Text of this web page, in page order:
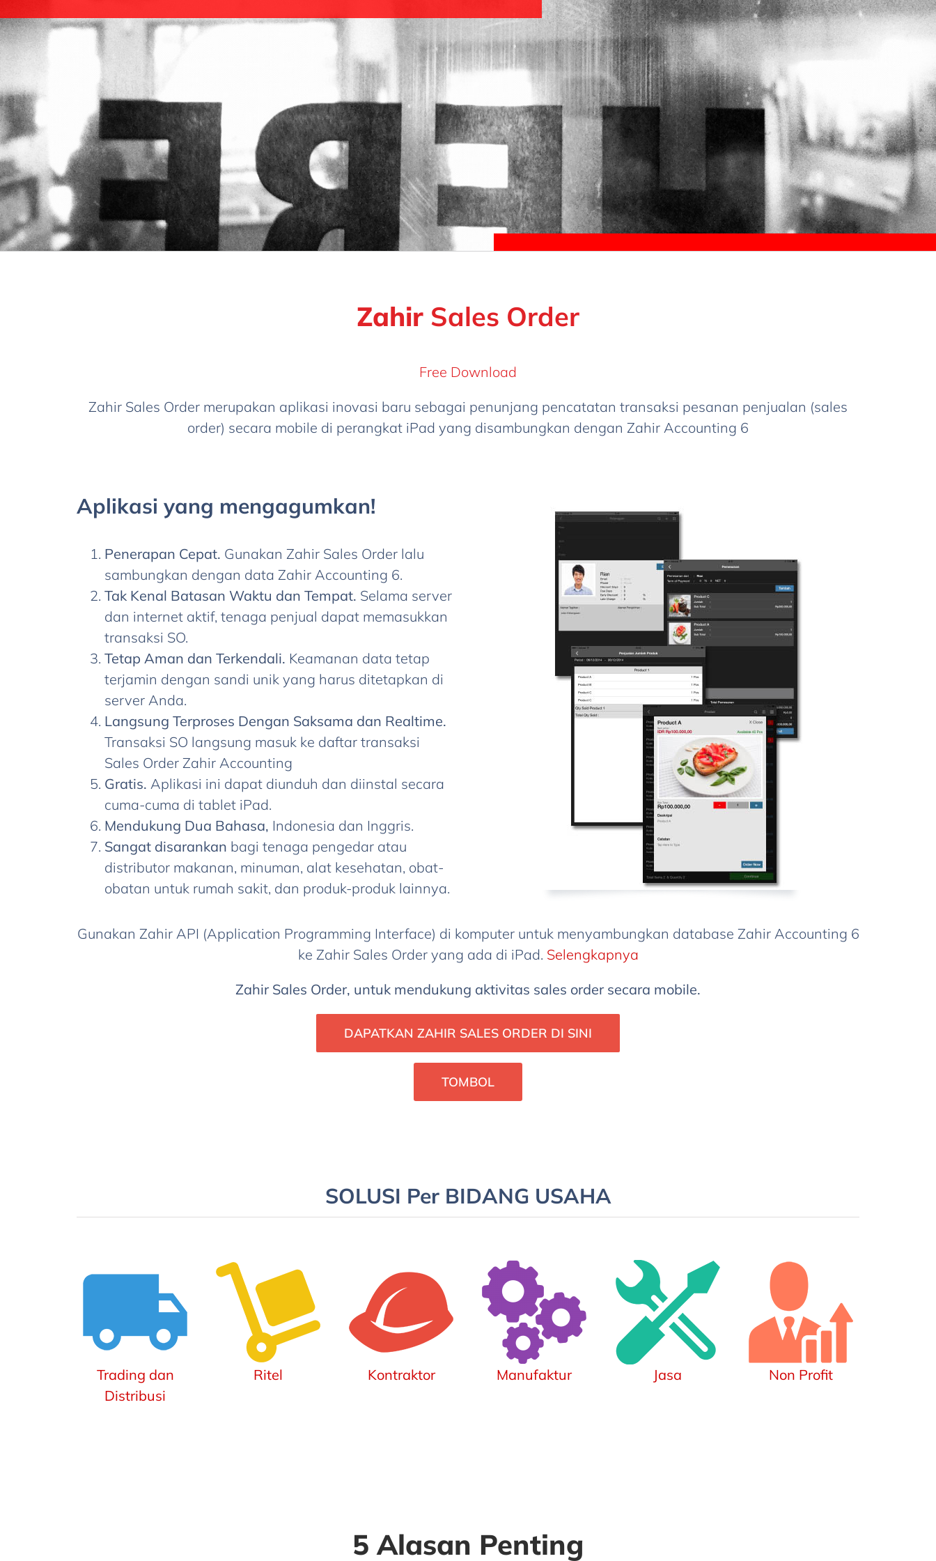
Zahir Sales Order
Free Download
Zahir Sales Order merupakan aplikasi inovasi baru sebagai penunjang pencatatan transaksi pesanan penjualan (sales
order) secara mobile di perangkat iPad yang disambungkan dengan Zahir Accounting 6
Aplikasi yang mengagumkan!
Penerapan Cepat. Gunakan Zahir Sales Order lalu
sambungkan dengan data Zahir Accounting 6.
Tak Kenal Batasan Waktu dan Tempat. Selama server
dan internet aktif, tenaga penjual dapat memasukkan
transaksi SO.
Tetap Aman dan Terkendali. Keamanan data tetap
terjamin dengan sandi unik yang harus ditetapkan di
server Anda.
Langsung Terproses Dengan Saksama dan Realtime.
Transaksi SO langsung masuk ke daftar transaksi
Sales Order Zahir Accounting
Gratis. Aplikasi ini dapat diunduh dan diinstal secara
cuma-cuma di tablet iPad.
Mendukung Dua Bahasa, Indonesia dan Inggris.
Sangat disarankan bagi tenaga pengedar atau
distributor makanan, minuman, alat kesehatan, obat-
obatan untuk rumah sakit, dan produk-produk lainnya.
Gunakan Zahir API (Application Programming Interface) di komputer untuk menyambungkan database Zahir Accounting 6
ke Zahir Sales Order yang ada di iPad. Selengkapnya
Zahir Sales Order, untuk mendukung aktivitas sales order secara mobile.
DAPATKAN ZAHIR SALES ORDER DI SINI
TOMBOL
SOLUSI Per BIDANG USAHA
Trading dan
Distribusi
Ritel Kontraktor Manufaktur Jasa Non Profit
5 Alasan Penting